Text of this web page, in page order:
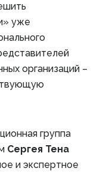
уже
организаций –
группа
Сергея Тена
и экспертное